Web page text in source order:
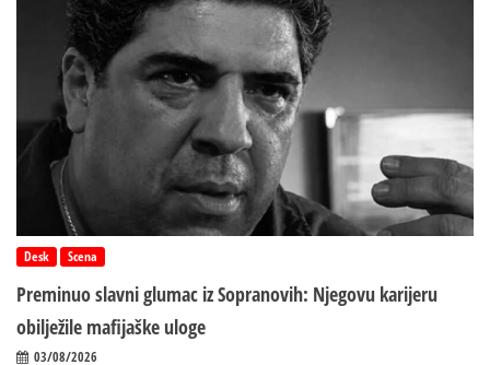
Desk Scena
Preminuo slavni glumac iz Sopranovih: Njegovu karijeru
obilježile mafijaške uloge
03/08/2026